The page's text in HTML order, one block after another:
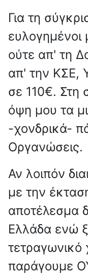
Για τη
ευλογημένοι
ούτε απ' τη
απ' την ΚΣΕ,
σε 110€. Στη
όψη μου τα
-χονδρικά-
Οργανώσεις.
Αν λοιπόν
με την
αποτέλεσμα
Ελλάδα ενώ
παράγουμε